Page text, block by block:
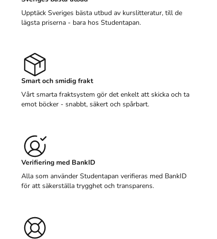
Upptäck Sveriges bästa utbud av kurslitteratur, till de
lägsta priserna - bara hos Studentapan.
Smart och smidig frakt
Vårt smarta fraktsystem gör det enkelt att skicka och ta
emot böcker - snabbt, säkert och spårbart.
Verifiering med BankID
Alla som använder Studentapan verifieras med BankID
för att säkerställa trygghet och transparens.